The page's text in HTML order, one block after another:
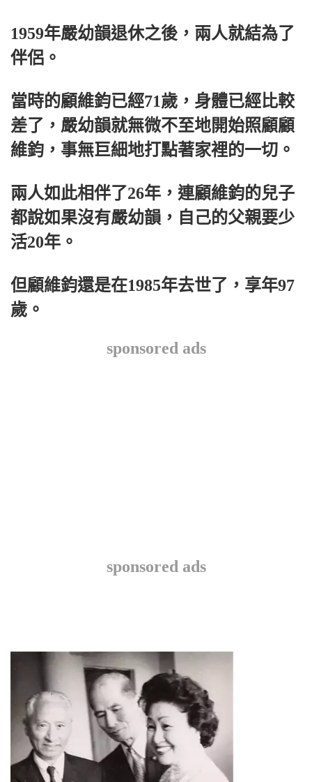
1959年嚴幼韻退休之後，兩人就結為了
伴侶。
當時的顧維鈞已經71歲，身體已經比較
差了，嚴幼韻就無微不至地開始照顧顧
維鈞，事無巨細地打點著家裡的一切。
兩人如此相伴了26年，連顧維鈞的兒子
都說如果沒有嚴幼韻，自己的父親要少
活20年。
但顧維鈞還是在1985年去世了，享年97
歲。
sponsored ads
sponsored ads